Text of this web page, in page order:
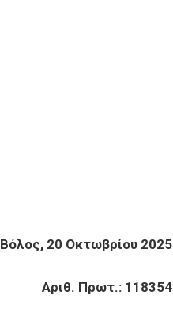
Βόλος, 20 Οκτωβρίου 2025
Αριθ. Πρωτ.: 118354